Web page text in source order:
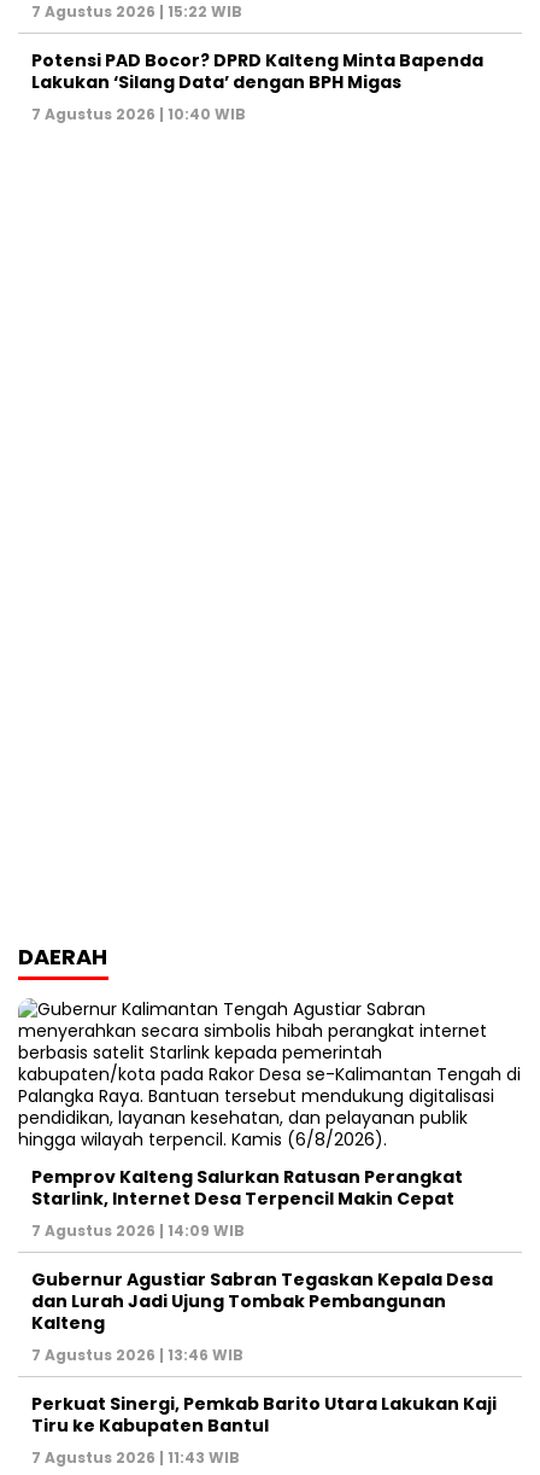
7 Agustus 2026 | 15:22 WIB
Potensi PAD Bocor? DPRD Kalteng Minta Bapenda
Lakukan ‘Silang Data’ dengan BPH Migas
7 Agustus 2026 | 10:40 WIB
DAERAH
Pemprov Kalteng Salurkan Ratusan Perangkat
Starlink, Internet Desa Terpencil Makin Cepat
7 Agustus 2026 | 14:09 WIB
Gubernur Agustiar Sabran Tegaskan Kepala Desa
dan Lurah Jadi Ujung Tombak Pembangunan
Kalteng
7 Agustus 2026 | 13:46 WIB
Perkuat Sinergi, Pemkab Barito Utara Lakukan Kaji
Tiru ke Kabupaten Bantul
7 Agustus 2026 | 11:43 WIB